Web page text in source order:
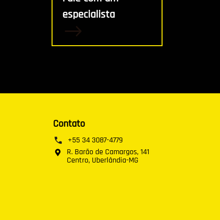
especialista
Contato
+55 34 3087-4779
R. Barão de Camargos, 141
Centro, Uberlândia-MG